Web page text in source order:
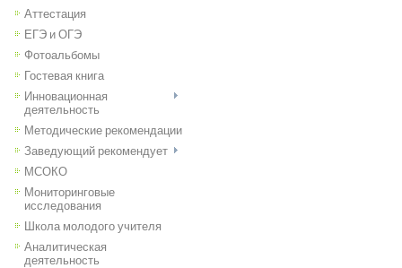
Аттестация
ЕГЭ и ОГЭ
Фотоальбомы
Гостевая книга
Инновационная
деятельность
Методические рекомендации
Заведующий рекомендует
МСОКО
Мониторинговые
исследования
Школа молодого учителя
Аналитическая
деятельность